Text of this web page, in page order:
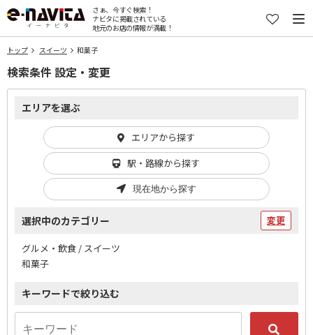
さぁ、今すぐ検索！
ナビタに掲載されている
地元のお店の情報が満載！
トップ スイーツ 和菓子
検索条件 設定・変更
エリアを選ぶ
エリアから探す
駅・路線から探す
現在地から探す
選択中のカテゴリー 変更
グルメ・飲食 / スイーツ
和菓子
キーワードで絞り込む